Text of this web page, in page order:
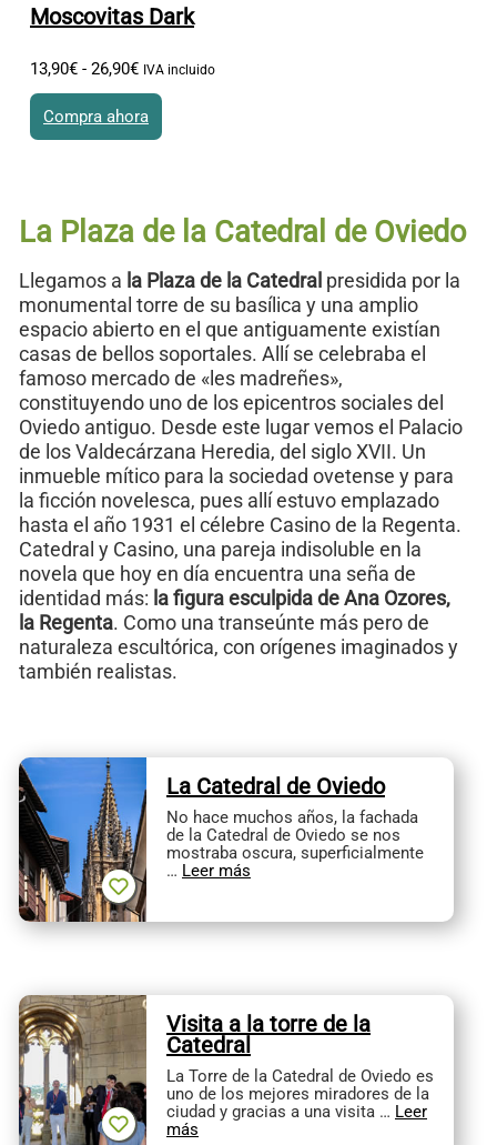
Moscovitas Dark
13,90€ - 26,90€ Rango de precios: desde 13
IVA incluido
Compra ahora
La Plaza de la Catedral de Oviedo
Llegamos a la Plaza de la Catedral presidida por la
monumental torre de su basílica y una amplio
espacio abierto en el que antiguamente existían
casas de bellos soportales. Allí se celebraba el
famoso mercado de «les madreñes»,
constituyendo uno de los epicentros sociales del
Oviedo antiguo. Desde este lugar vemos el Palacio
de los Valdecárzana Heredia, del siglo XVII. Un
inmueble mítico para la sociedad ovetense y para
la ficción novelesca, pues allí estuvo emplazado
hasta el año 1931 el célebre Casino de la Regenta.
Catedral y Casino, una pareja indisoluble en la
novela que hoy en día encuentra una seña de
identidad más: la figura esculpida de Ana Ozores,
la Regenta. Como una transeúnte más pero de
naturaleza escultórica, con orígenes imaginados y
también realistas.
La Catedral de Oviedo
No hace muchos años, la fachada
de la Catedral de Oviedo se nos
mostraba oscura, superficialmente
… Leer más
Visita a la torre de la
Catedral
La Torre de la Catedral de Oviedo es
uno de los mejores miradores de la
ciudad y gracias a una visita … Leer
más